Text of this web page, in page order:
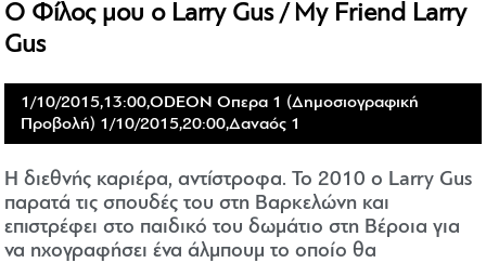
Ο Φίλος μου ο Larry Gus / My Friend Larry
Gus
1/10/2015,13:00,ODEON Οπερα 1 (Δημοσιογραφική
Προβολή) 1/10/2015,20:00,Δαναός 1
Η διεθνής καριέρα, αντίστροφα. Το 2010 ο Larry Gus
παρατά τις σπουδές του στη Βαρκελώνη και
επιστρέφει στο παιδικό του δωμάτιο στη Βέροια για
να ηχογραφήσει ένα άλμπουμ το οποίο θα